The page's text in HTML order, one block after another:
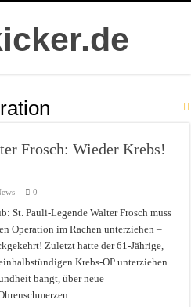
Frosch: Wieder Krebs!
0
St. Pauli-Legende Walter Frosch muss
Operation im Rachen unterziehen –
Zuletzt hatte der 61-Jährige,
Krebs-OP unterziehen
bangt, über neue
…